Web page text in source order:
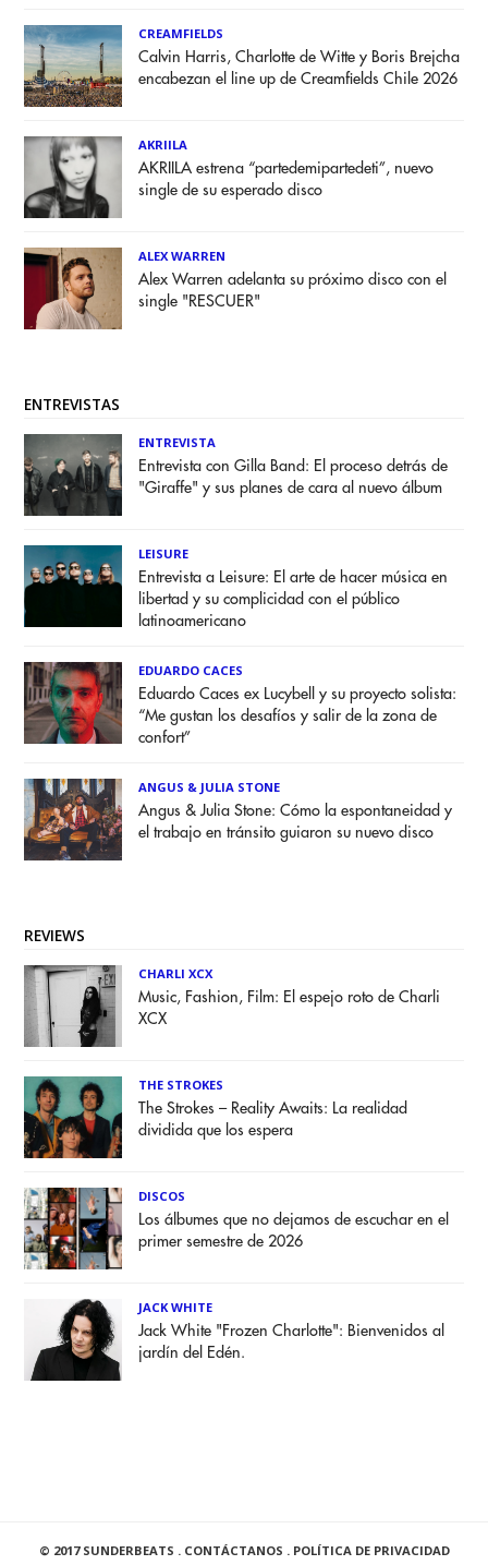
CREAMFIELDS
Calvin Harris, Charlotte de Witte y Boris Brejcha
encabezan el line up de Creamfields Chile 2026
AKRIILA
AKRIILA estrena “partedemipartedeti”, nuevo
single de su esperado disco
ALEX WARREN
Alex Warren adelanta su próximo disco con el
single "RESCUER"
ENTREVISTAS
ENTREVISTA
Entrevista con Gilla Band: El proceso detrás de
"Giraffe" y sus planes de cara al nuevo álbum
LEISURE
Entrevista a Leisure: El arte de hacer música en
libertad y su complicidad con el público
latinoamericano
EDUARDO CACES
Eduardo Caces ex Lucybell y su proyecto solista:
“Me gustan los desafíos y salir de la zona de
confort”
ANGUS & JULIA STONE
Angus & Julia Stone: Cómo la espontaneidad y
el trabajo en tránsito guiaron su nuevo disco
REVIEWS
CHARLI XCX
Music, Fashion, Film: El espejo roto de Charli
XCX
THE STROKES
The Strokes – Reality Awaits: La realidad
dividida que los espera
DISCOS
Los álbumes que no dejamos de escuchar en el
primer semestre de 2026
JACK WHITE
Jack White "Frozen Charlotte": Bienvenidos al
jardín del Edén.
© 2017 SUNDERBEATS . CONTÁCTANOS . POLÍTICA DE PRIVACIDAD